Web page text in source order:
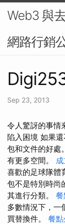
Web3 與
網路行銷
Sep 23, 2013
令人驚訝的事情
陷入困境 如果
包和文件的好處
有更多空間。
喜歡的足球隊體
包不是特別時尚
其進行分類。
多數情況下，一
買替換件。 餐